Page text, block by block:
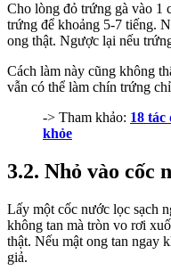
Cho lòng đỏ trứng gà vào 1
trứng để khoảng 5-7 tiếng.
ong thật. Ngược lại nếu
Cách làm này cũng không
vẫn có thể làm chín trứng
-> Tham khảo: 18 tác
khỏe
3.2. Nhỏ vào cốc
Lấy một cốc nước lọc sạch
không tan mà tròn vo rơi
thật. Nếu mật ong tan ngay
giả.